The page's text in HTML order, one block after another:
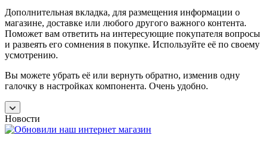
Дополнительная вкладка, для размещения информации о
магазине, доставке или любого другого важного контента.
Поможет вам ответить на интересующие покупателя вопросы
и развеять его сомнения в покупке. Используйте её по своему
усмотрению.
Вы можете убрать её или вернуть обратно, изменив одну
галочку в настройках компонента. Очень удобно.
Новости